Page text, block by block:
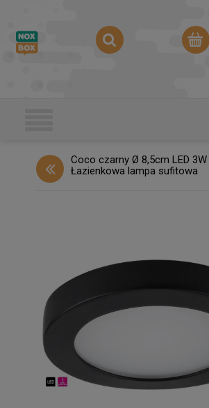
Coco czarny Ø 8,5cm LED 3W
Łazienkowa lampa sufitowa